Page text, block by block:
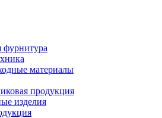
фурнитура
материалы
продукция
изделия